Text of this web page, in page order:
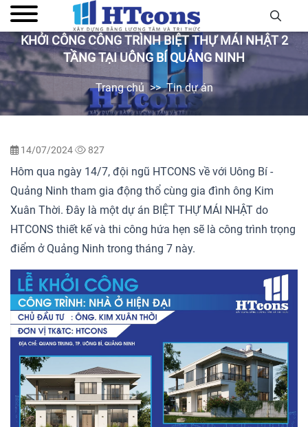
KHỞI CÔNG CÔNG TRÌNH BIỆT THỰ MÁI NHẬT 2
TẦNG TẠI UÔNG BÍ QUẢNG NINH
Trang chủ Tin dự án
14/07/2024 827
Hôm qua ngày 14/7, đội ngũ HTCONS về với Uông Bí -
Quảng Ninh tham gia động thổ cùng gia đình ông Kim
Xuân Thời. Đây là một dự án BIỆT THỰ MÁI NHẬT do
HTCONS thiết kế và thi công hứa hẹn sẽ là công trình trọng
điểm ở Quảng Ninh trong tháng 7 này.